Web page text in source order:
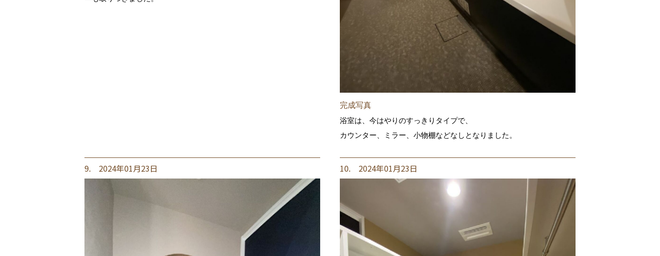
完成写真
浴室は、今はやりのすっきりタイプで、
カウンター、ミラー、小物棚などなしとなりました。
9. 2024年01月23日 10. 2024年01月23日